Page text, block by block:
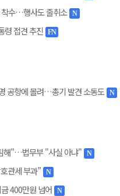
착수…행사도 줄취소 N
령 접견 추진 FN
공항에 몰려…총기 발견 소동도 N
해"…법무부 "사실 아냐" N
관세 부과” N
400만원 넘어 N